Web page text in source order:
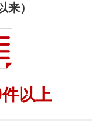
来）
件以上